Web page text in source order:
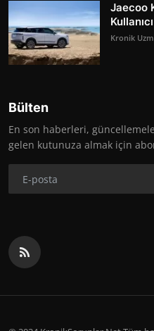
Jaecoo
Kronik
Bülten
En son haberleri,
gelen kutunuza almak için